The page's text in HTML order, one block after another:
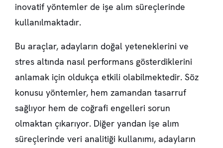
inovatif yöntemler de işe alım süreçlerinde
kullanılmaktadır.
Bu araçlar, adayların doğal yeteneklerini ve
stres altında nasıl performans gösterdiklerini
anlamak için oldukça etkili olabilmektedir. Söz
konusu yöntemler, hem zamandan tasarruf
sağlıyor hem de coğrafi engelleri sorun
olmaktan çıkarıyor. Diğer yandan işe alım
süreçlerinde veri analitiği kullanımı, adayların